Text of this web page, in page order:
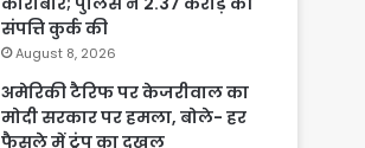
संपत्ति कुर्क की
August 8, 2026
अमेरिकी टैरिफ पर केजरीवाल का
मोदी सरकार पर हमला, बोले- हर
फैसले में ट्रंप का दखल